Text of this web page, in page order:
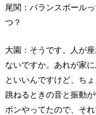
尾関：バランスボール
つ？
大園：そうです。人が
ないですか。あれが家
といいんですけど、ち
跳ねるときの音と振動
ボンやってたので、そ